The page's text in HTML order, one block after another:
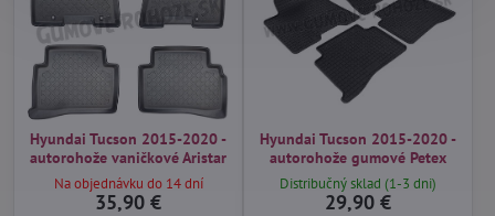
Hyundai Tucson 2015-2020 -
autorohože vaničkové Aristar
Na objednávku do 14 dní
35,90 €
Hyundai Tucson 2015-2020 -
autorohože gumové Petex
Distribučný sklad (1-3 dni)
29,90 €